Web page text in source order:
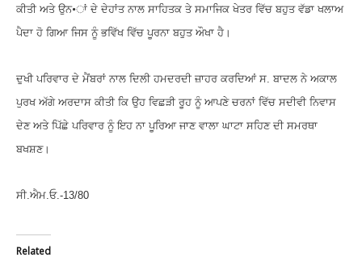
ਕੀਤੀ ਅਤੇ ਉਨ•ਾਂ ਦੇ ਦੇਹਾਂਤ ਨਾਲ ਸਾਹਿਤਕ ਤੇ ਸਮਾਜਿਕ ਖੇਤਰ ਵਿੱਚ ਬਹੁਤ ਵੱਡਾ ਖਲਾਅ
ਪੈਦਾ ਹੋ ਗਿਆ ਜਿਸ ਨੂੰ ਭਵਿੱਖ ਵਿੱਚ ਪੂਰਨਾ ਬਹੁਤ ਔਖਾ ਹੈ।
ਦੁਖੀ ਪਰਿਵਾਰ ਦੇ ਮੈਂਬਰਾਂ ਨਾਲ ਦਿਲੀ ਹਮਦਰਦੀ ਜ਼ਾਹਰ ਕਰਦਿਆਂ ਸ. ਬਾਦਲ ਨੇ ਅਕਾਲ
ਪੁਰਖ ਅੱਗੇ ਅਰਦਾਸ ਕੀਤੀ ਕਿ ਉਹ ਵਿਛੜੀ ਰੂਹ ਨੂੰ ਆਪਣੇ ਚਰਨਾਂ ਵਿੱਚ ਸਦੀਵੀ ਨਿਵਾਸ
ਦੇਣ ਅਤੇ ਪਿੱਛੇ ਪਰਿਵਾਰ ਨੂੰ ਇਹ ਨਾ ਪੂਰਿਆ ਜਾਣ ਵਾਲਾ ਘਾਟਾ ਸਹਿਣ ਦੀ ਸਮਰਥਾ
ਬਖਸ਼ਣ।
ਸੀ.ਐਮ.ਓ.-13/80
Related